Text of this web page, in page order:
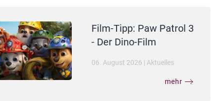
Film-Tipp: Paw Patrol 3
- Der Dino-Film
06. August 2026 | Aktuelles
mehr